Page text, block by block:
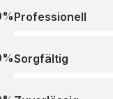
Professionell
Sorgfältig